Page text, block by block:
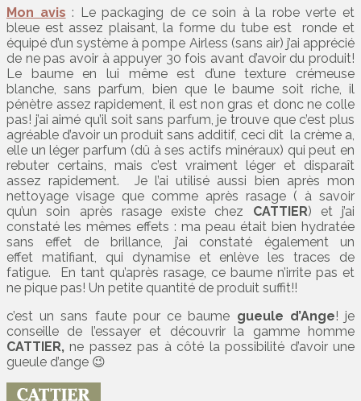
Mon avis : Le packaging de ce soin à la robe verte et
bleue est assez plaisant, la forme du tube est ronde et
équipé d’un système à pompe Airless (sans air) j’ai apprécié
de ne pas avoir à appuyer 30 fois avant d’avoir du produit!
Le baume en lui même est d’une texture crémeuse
blanche, sans parfum, bien que le baume soit riche, il
pénètre assez rapidement, il est non gras et donc ne colle
pas! j’ai aimé qu’il soit sans parfum, je trouve que c’est plus
agréable d’avoir un produit sans additif, ceci dit la crème a,
elle un léger parfum (dû à ses actifs minéraux) qui peut en
rebuter certains, mais c’est vraiment léger et disparaît
assez rapidement. Je l’ai utilisé aussi bien après mon
nettoyage visage que comme après rasage ( à savoir
qu’un soin après rasage existe chez CATTIER) et j’ai
constaté les mêmes effets : ma peau était bien hydratée
sans effet de brillance, j’ai constaté également un
effet matifiant, qui dynamise et enlève les traces de
fatigue. En tant qu’après rasage, ce baume n’irrite pas et
ne pique pas! Un petite quantité de produit suffit!!
c’est un sans faute pour ce baume gueule d’Ange! je
conseille de l’essayer et découvrir la gamme homme
CATTIER,ne passez pas à côté la possibilité d’avoir une
gueule d’ange 😉